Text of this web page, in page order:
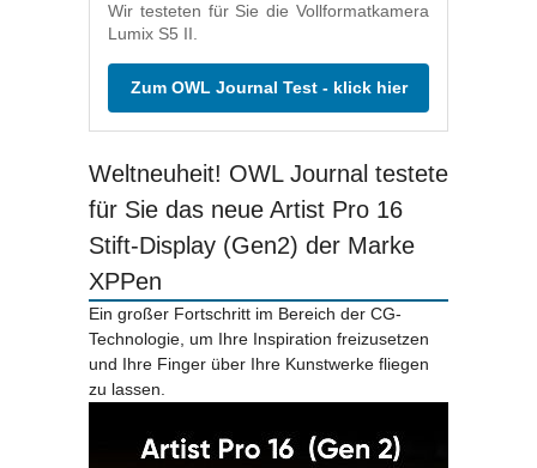
Wir testeten für Sie die Vollformatkamera
Lumix S5 II.
Zum OWL Journal Test - klick hier
Weltneuheit! OWL Journal testete
für Sie das neue Artist Pro 16
Stift-Display (Gen2) der Marke
XPPen
Ein großer Fortschritt im Bereich der CG-
Technologie, um Ihre Inspiration freizusetzen
und Ihre Finger über Ihre Kunstwerke fliegen
zu lassen.